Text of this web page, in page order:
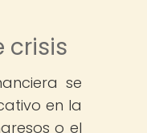
crisis
se
en la
o el